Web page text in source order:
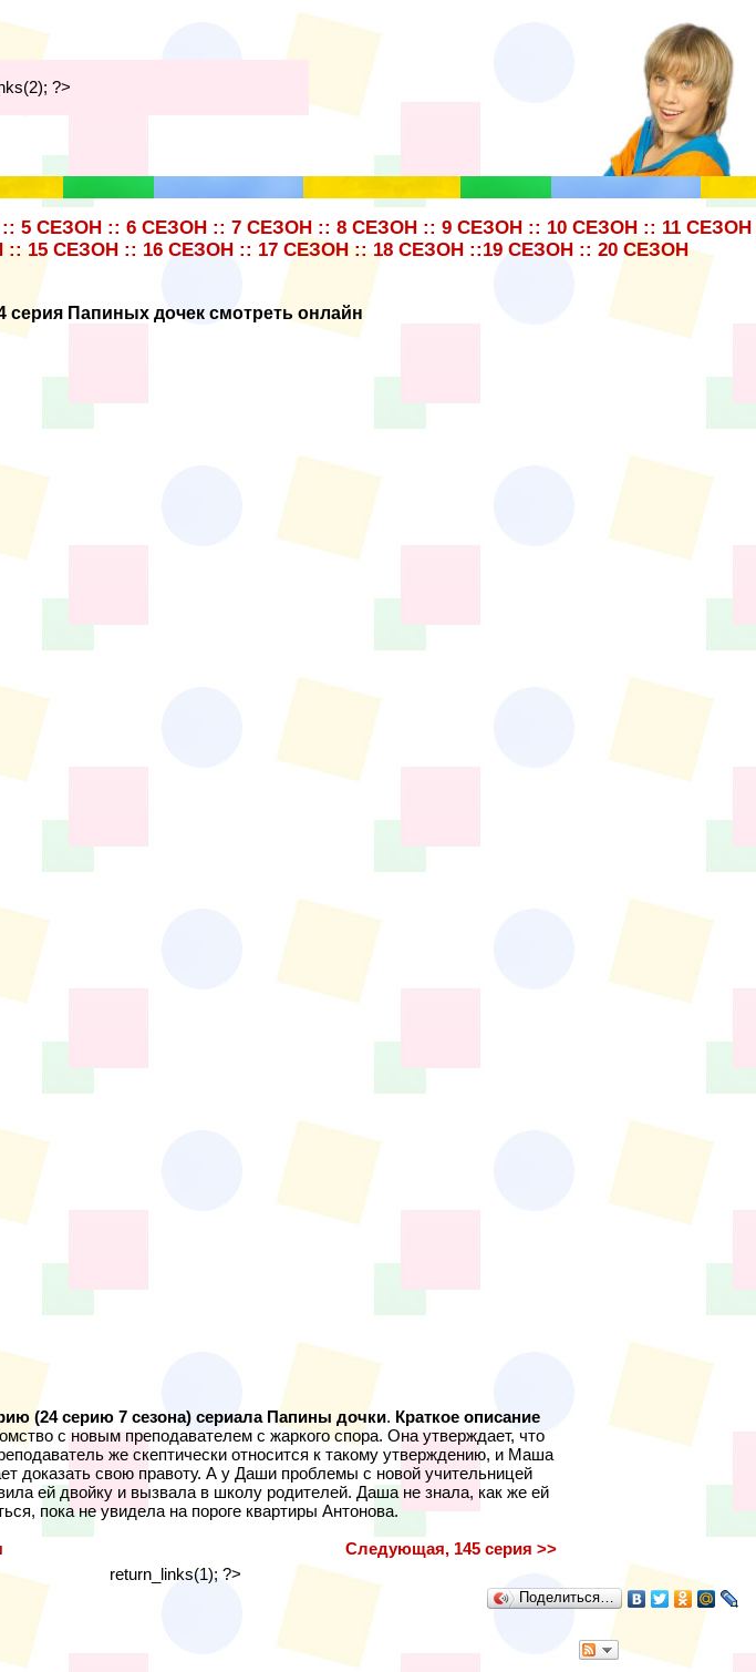
?>
5 СЕЗОН:: 6 СЕЗОН:: 7 СЕЗОН:: 8 СЕЗОН:: 9 СЕЗОН:: 10 СЕЗОН:: 11 СЕЗОН
::15 СЕЗОН:: 16 СЕЗОН:: 17 СЕЗОН::18 СЕЗОН::19 СЕЗОН:: 20 СЕЗОН
серия Папиных дочек смотреть онлайн
(24 серию 7 сезона) сериала Папины дочки. Краткое описание
с новым преподавателем с жаркого спора. Она утверждает, что
же скептически относится к такому утверждению, и Маша
доказать свою правоту. А у Даши проблемы с новой учительницей
ей двойку и вызвала в школу родителей. Даша не знала, как же ей
пока не увидела на пороге квартиры Антонова.
Следующая, 145 серия >>
return_links(1); ?>
Поделиться…